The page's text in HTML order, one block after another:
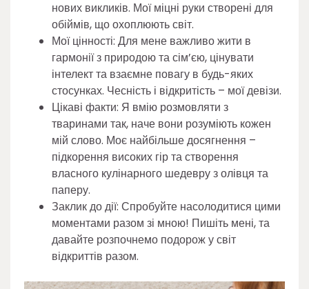
нових викликів. Мої міцні руки створені для
обіймів, що охоплюють світ.
Мої цінності: Для мене важливо жити в
гармонії з природою та сім’єю, цінувати
інтелект та взаємне повагу в будь-яких
стосунках. Чесність і відкритість – мої девізи.
Цікаві факти: Я вмію розмовляти з
тваринами так, наче вони розуміють кожен
мій слово. Моє найбільше досягнення –
підкорення високих гір та створення
власного кулінарного шедевру з олівця та
паперу.
Заклик до дії: Спробуйте насолодитися цими
моментами разом зі мною! Пишіть мені, та
давайте розпочнемо подорож у світ
відкриттів разом.